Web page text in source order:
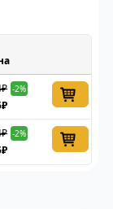
-2%
-2%